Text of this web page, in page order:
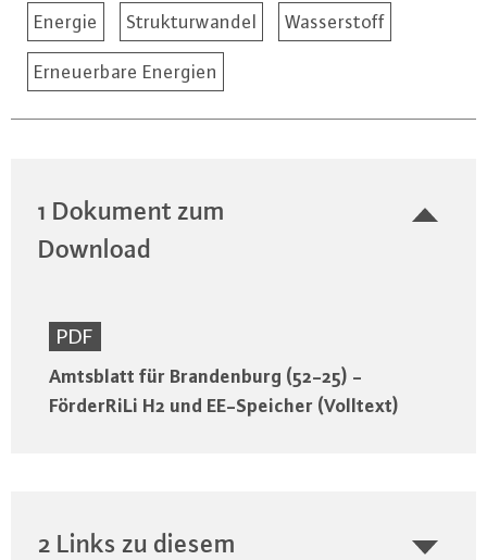
Energie Strukturwandel Wasserstoff
Erneuerbare Energien
1 Dokument zum
Download
PDF
Amtsblatt für Brandenburg (52-25) -
FörderRiLi H2 und EE-Speicher (Volltext)
2 Links zu diesem